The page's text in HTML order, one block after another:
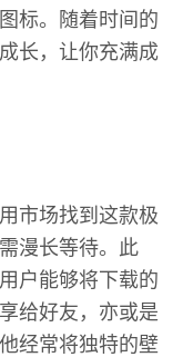
标。随着时间的
长，让你充满成
市场找到这款极
漫长等待。此
户能够将下载的
给好友，亦或是
经常将独特的壁